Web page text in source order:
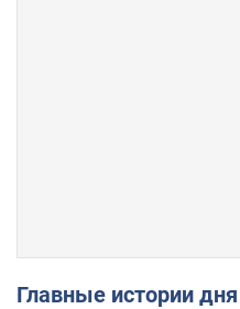
Главные истории дня